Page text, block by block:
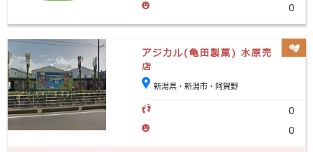
0
アジカル(亀田製菓) 水原売
店
新潟県・新潟市・阿賀野
0
0